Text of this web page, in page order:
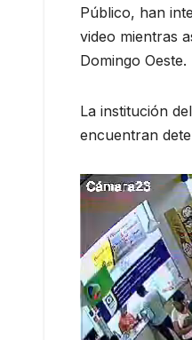
Público, han
video mientras
Domingo Oeste.
La institución
encuentran